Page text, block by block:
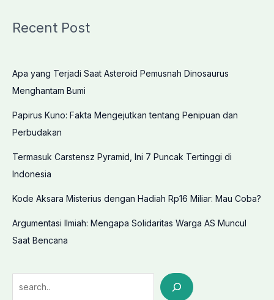
Recent Post
Apa yang Terjadi Saat Asteroid Pemusnah Dinosaurus
Menghantam Bumi
Papirus Kuno: Fakta Mengejutkan tentang Penipuan dan
Perbudakan
Termasuk Carstensz Pyramid, Ini 7 Puncak Tertinggi di
Indonesia
Kode Aksara Misterius dengan Hadiah Rp16 Miliar: Mau Coba?
Argumentasi Ilmiah: Mengapa Solidaritas Warga AS Muncul
Saat Bencana